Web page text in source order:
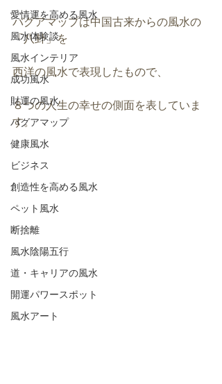
愛情運を高める風水
風水体験談
風水インテリア
成功風水
財運の風水
バグアマップ
健康風水
ビジネス
創造性を高める風水
ペット風水
断捨離
風水陰陽五行
道・キャリアの風水
開運パワースポット
風水アート
バグアマップは中国古来からの風水の
「八卦」を
西洋の風水で表現したもので、
８つの人生の幸せの側面を表していま
す。